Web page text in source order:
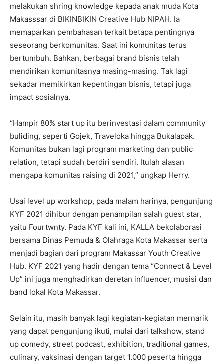
melakukan shring knowledge kepada anak muda Kota
Makasssar di BIKINBIKIN Creative Hub NIPAH. Ia
memaparkan pembahasan terkait betapa pentingnya
seseorang berkomunitas. Saat ini komunitas terus
bertumbuh. Bahkan, berbagai brand bisnis telah
mendirikan komunitasnya masing-masing. Tak lagi
sekadar memikirkan kepentingan bisnis, tetapi juga
impact sosialnya.
“Hampir 80% start up itu berinvestasi dalam community
buliding, seperti Gojek, Traveloka hingga Bukalapak.
Komunitas bukan lagi program marketing dan public
relation, tetapi sudah berdiri sendiri. Itulah alasan
mengapa komunitas raising di 2021,” ungkap Herry.
Usai level up workshop, pada malam harinya, pengunjung
KYF 2021 dihibur dengan penampilan salah guest star,
yaitu Fourtwnty. Pada KYF kali ini, KALLA bekolaborasi
bersama Dinas Pemuda & Olahraga Kota Makassar serta
menjadi bagian dari program Makassar Youth Creative
Hub. KYF 2021 yang hadir dengan tema “Connect & Level
Up” ini juga menghadirkan deretan influencer, musisi dan
band lokal Kota Makassar.
Selain itu, masih banyak lagi kegiatan-kegiatan mernarik
yang dapat pengunjung ikuti, mulai dari talkshow, stand
up comedy, street podcast, exhibition, traditional games,
culinary, vaksinasi dengan target 1.000 peserta hingga